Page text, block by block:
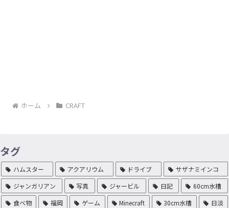
ホーム CRAFT
タグ
ハムスター アクアリウム ドライブ
サザナミインコ
ジャンガリアン
写真 ジャービル 日記
60cm水槽
食べ物
福岡 ゲーム Minecraft 30cm水槽
日淡